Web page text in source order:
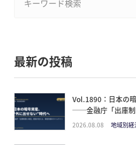
最新の投稿
Vol.1890：日本の
──金融庁「出庫制
衛のタイムライン
2026.08.08 地域別経